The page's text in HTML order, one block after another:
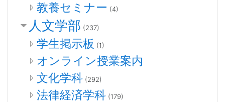
教養セミナー (4)
人文学部 (237)
学生掲示板 (1)
オンライン授業案内
文化学科 (292)
法律経済学科 (179)